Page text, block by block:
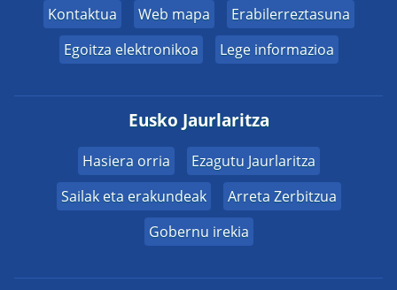
Kontaktua Web mapa
Erabilerreztasuna
Egoitza elektronikoa
Lege informazioa
Eusko Jaurlaritza
Hasiera orria
Ezagutu Jaurlaritza
Sailak eta erakundeak
Arreta Zerbitzua
Gobernu irekia